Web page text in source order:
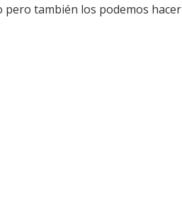
también los podemos hacer